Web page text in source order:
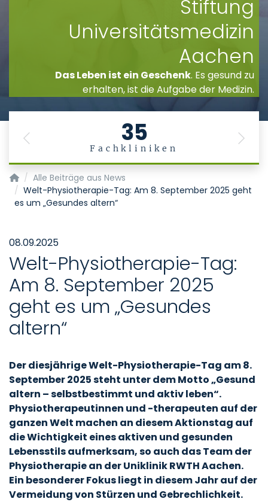
Stiftung
Universitätsmedizin
Aachen
Das Leben ist ein Geschenk. Es gesund zu
erhalten, ist die Aufgabe der Medizin.
35
Fachkliniken
Previous Next
Startseite
Alle Beiträge aus News
Welt-Physiotherapie-Tag: Am 8. September 2025 geht
es um „Gesundes altern“
08.09.2025
Welt-Physiotherapie-Tag:
Am 8. September 2025
geht es um „Gesundes
altern“
Der diesjährige Welt-Physiotherapie-Tag am 8.
September 2025 steht unter dem Motto „Gesund
altern – selbstbestimmt und aktiv leben“.
Physiotherapeutinnen und -therapeuten auf der
ganzen Welt machen an diesem Aktionstag auf
die Wichtigkeit eines aktiven und gesunden
Lebensstils aufmerksam, so auch das Team der
Physiotherapie an der Uniklinik RWTH Aachen.
Ein besonderer Fokus liegt in diesem Jahr auf der
Vermeidung von Stürzen und Gebrechlichkeit.